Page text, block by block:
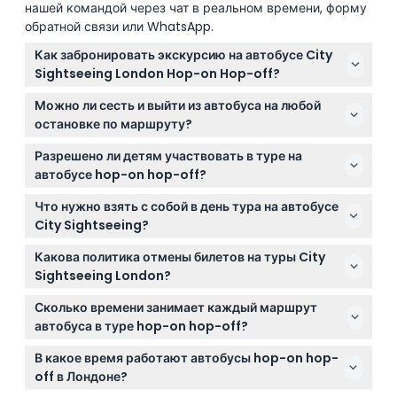
нашей командой через чат в реальном времени, форму
обратной связи или WhatsApp.
Как забронировать экскурсию на автобусе City
Sightseeing London Hop-on Hop-off?
Вы можете легко забронировать билеты онлайн
прямо здесь, на этом сайте, выбрав
предпочитаемую дату и варианты билетов, чтобы
гарантировать свое место.
Можно ли сесть и выйти из автобуса на любой
остановке по маршруту?
Да! Билет hop-on hop-off позволяет исследовать
Лондон в своем темпе, садясь и выходя из
автобуса на любой официальной остановке на
Красном, Зеленом или Синем маршрутах.
Разрешено ли детям участвовать в туре на
автобусе hop-on hop-off?
Дети до 5 лет ездят бесплатно, но без отдельного
места, а все дети младше 16 лет должны
находиться в сопровождении взрослого во время
тура.
Что нужно взять с собой в день тура на автобусе
City Sightseeing?
Возьмите удобную одежду и обувь, фотоаппарат
для фотографий и, возможно, легкую куртку, так как
автобус с открытым верхом. Также имейте при
себе билет на мобильном устройстве для легкой
посадки.
Какова политика отмены билетов на туры City
Sightseeing London?
Билеты не подлежат возврату и отмене, поэтому
убедитесь, что ваши планы окончательны перед
бронированием.
Сколько времени занимает каждый маршрут
автобуса в туре hop-on hop-off?
Полный круг по Красному маршруту занимает
примерно 150 минут, по Синему маршруту около 60
минут, а Зеленый маршрут-шаттл — около 80 минут
В какое время работают автобусы hop-on hop-
off в Лондоне?